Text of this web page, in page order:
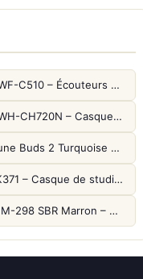
Sony WF-C510 – Écouteurs True Wireless compacts, autonomie 22h et multipoint
Sony WH-CH720N – Casque ANC 35h, Ultra-léger (192g) avec Processeur V1
JBL Tune Buds 2 Turquoise – Écouteurs True Wireless avec ANC et autonomie 48h
AKG K371 – Casque de studio fermé 50mm titane, réponse 5Hz-50kHz
Muse M-298 SBR Marron – Casque Bluetooth ANC avec 66h d'autonomie